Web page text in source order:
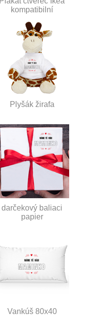
kompatibilní
Plyšák žirafa
darčekový baliaci
papier
Vankúš 80x40